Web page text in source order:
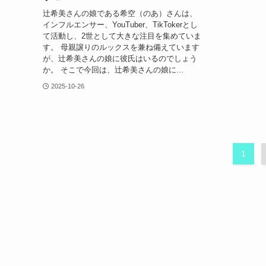
辻希美さんの娘である希空（のあ）さんは、
インフルエンサー、YouTuber、TikTokerとし
て活動し、2世として大きな注目を集めていま
す。 母親譲りのルックスを兼ね備えています
が、辻希美さんの娘に彼氏はいるのでしょう
か。 そこで今回は、辻希美さんの娘に...
2025-10-26
1